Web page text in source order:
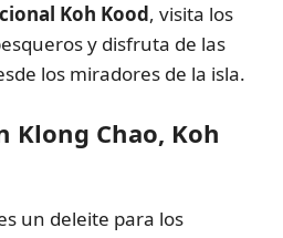
Koh Kood, visita los
y disfruta de las
los miradores de la isla.
Klong Chao, Koh
un deleite para los